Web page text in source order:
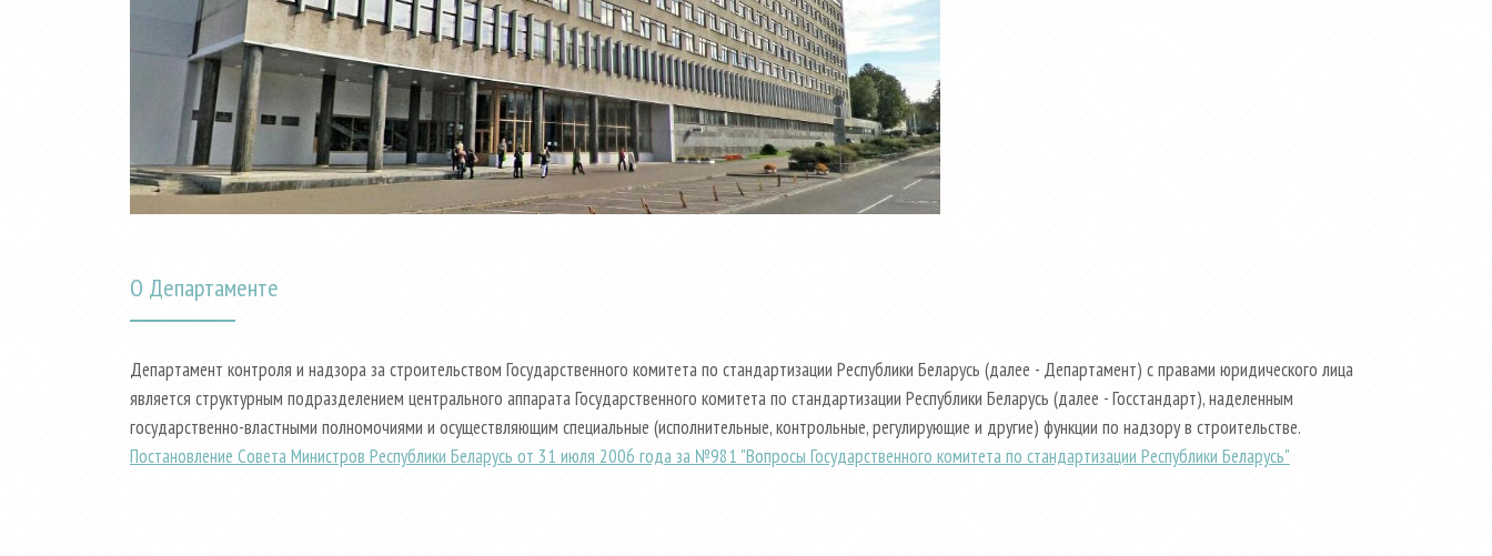
О Департаменте
Департамент контроля и надзора за строительством Государственного комитета по стандартизации Республики Беларусь (далее - Департамент) с правами юридического лица
является структурным подразделением центрального аппарата Государственного комитета по стандартизации Республики Беларусь (далее - Госстандарт), наделенным
государственно-властными полномочиями и осуществляющим специальные (исполнительные, контрольные, регулирующие и другие) функции по надзору в строительстве.
Постановление Совета Министров Республики Беларусь от 31 июля 2006 года за №981 "Вопросы Государственного комитета по стандартизации Республики Беларусь"